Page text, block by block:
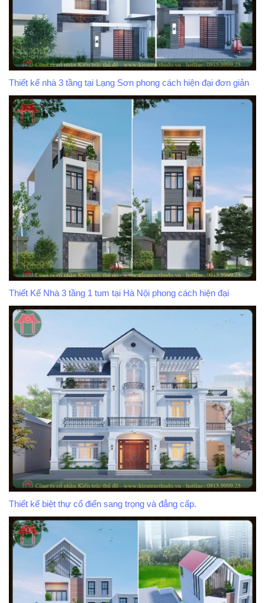
Thiết kế nhà 3 tầng tại Lạng Sơn phong cách hiện đại đơn giản
Thiết Kế Nhà 3 tầng 1 tum tại Hà Nội phong cách hiện đại
Thiết kế biệt thự cổ điển sang trọng và đẳng cấp.